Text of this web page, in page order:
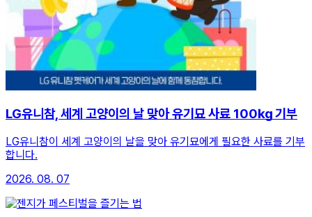
LG유니참, 세계 고양이의 날 맞아 유기묘 사료 100㎏ 기부
LG유니참이 세계 고양이의 날을 맞아 유기묘에게 필요한 사료를 기부
합니다.
2026. 08. 07